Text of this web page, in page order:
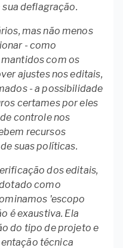
sua deflagração.
mas não menos
- como
com os
ajustes nos editais,
- a possibilidade
certames por eles
controle nos
recursos
suas políticas.
dos editais,
como
'escopo
é exaustiva. Ela
do tipo de projeto e
técnica